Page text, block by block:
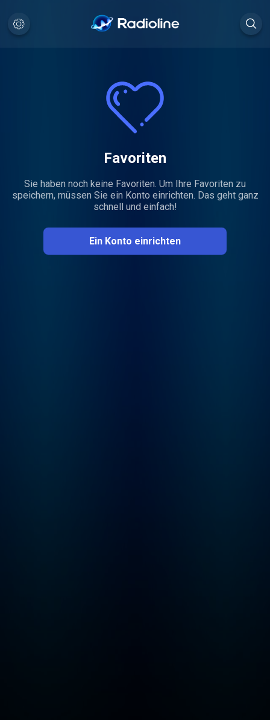
Favoriten
Sie haben noch keine Favoriten. Um Ihre Favoriten zu
speichern, müssen Sie ein Konto einrichten. Das geht ganz
schnell und einfach!
Ein Konto einrichten